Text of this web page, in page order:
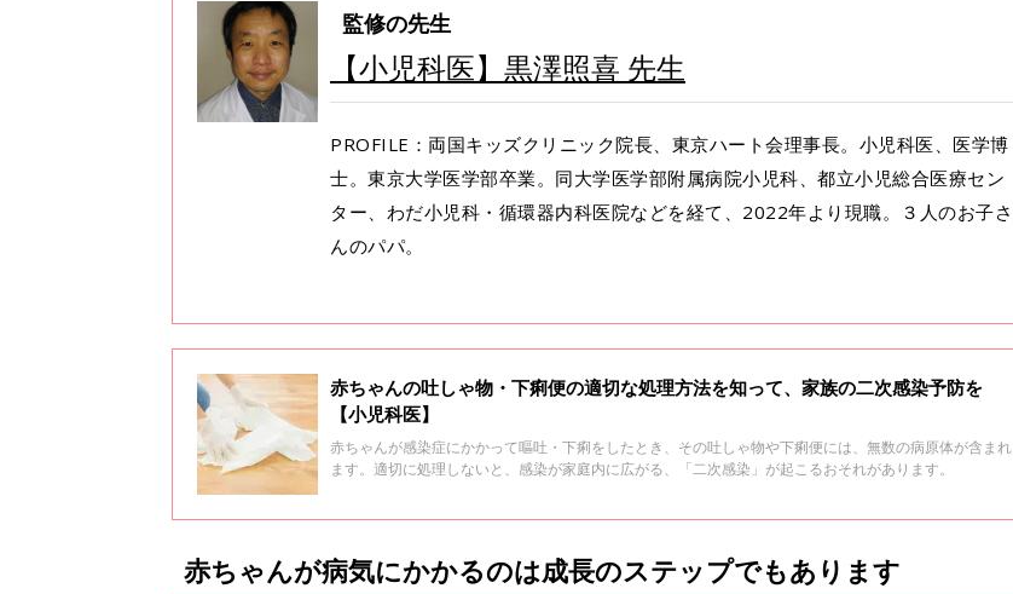
監修の先生
【小児科医】黒澤照喜 先生
PROFILE：両国キッズクリニック院長、東京ハート会理事長。小児科医、医学博
士。東京大学医学部卒業。同大学医学部附属病院小児科、都立小児総合医療セン
ター、わだ小児科・循環器内科医院などを経て、2022年より現職。３人のお子さ
んのパパ。
赤ちゃんの吐しゃ物・下痢便の適切な処理方法を知って、家族の二次感染予防を
【小児科医】
赤ちゃんが感染症にかかって嘔吐・下痢をしたとき、その吐しゃ物や下痢便には、無数の病原体が含まれ
ます。適切に処理しないと、感染が家庭内に広がる、「二次感染」が起こるおそれがあります。
赤ちゃんが病気にかかるのは成長のステップでもあります